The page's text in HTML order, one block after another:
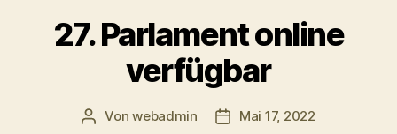
27. Parlament online
verfügbar
Beitragsautor
Vonwebadmin Beitragsdatum
Mai 17, 2022